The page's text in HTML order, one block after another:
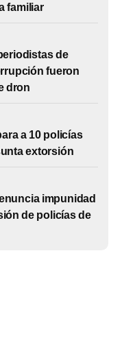
familiar
de
fueron
dron
a 10 policías
extorsión
impunidad
de policías de